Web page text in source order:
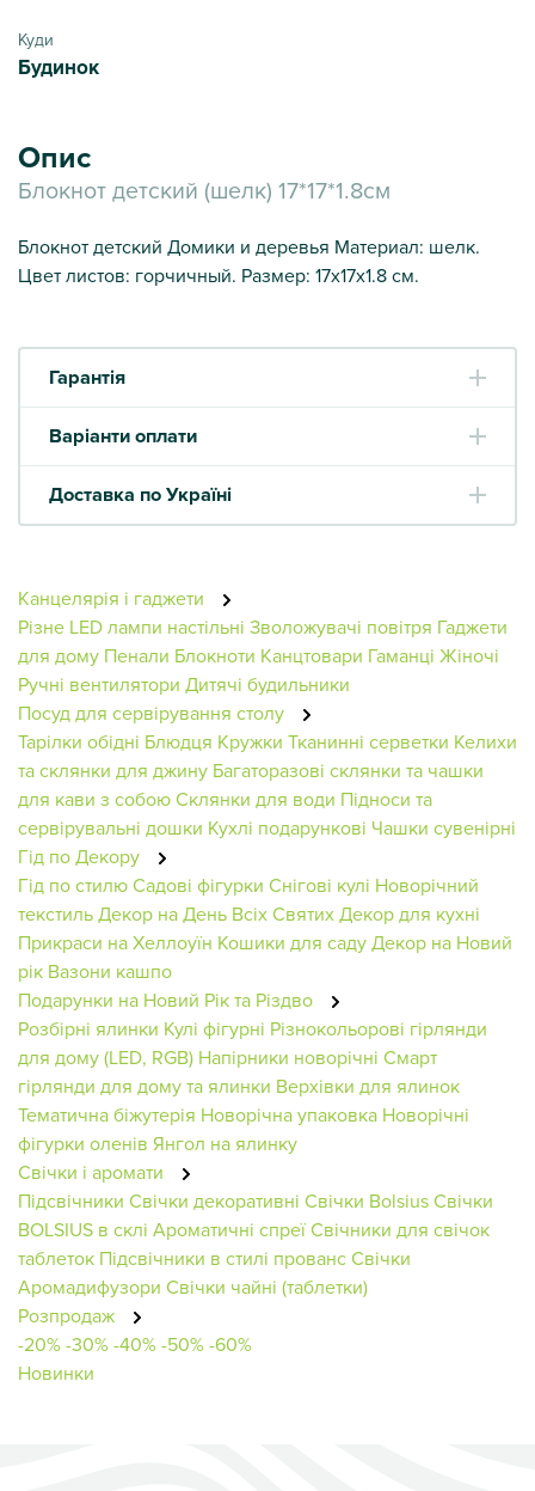
Куди
Будинок
Опис
Блокнот детский (шелк) 17*17*1.8см
Блокнот детский Домики и деревья Материал: шелк.
Цвет листов: горчичный. Размер: 17х17х1.8 см.
Гарантія
Варіанти оплати
Доставка по Україні
Канцелярія і гаджети
Різне LED лампи настільні Зволожувачі повітря Гаджети
для дому Пенали Блокноти Канцтовари Гаманці Жіночі
Ручні вентилятори Дитячі будильники
Посуд для сервірування столу
Тарілки обідні Блюдця Кружки Тканинні серветки Келихи
та склянки для джину Багаторазові склянки та чашки
для кави з собоюСклянки для води Підноси та
сервірувальні дошки Кухлі подарункові Чашки сувенірні
Гід по Декору
Гід по стилюСадові фігурки Снігові кулі Новорічний
текстильДекор на День Всіх СвятихДекор для кухні
Прикраси на Хеллоуїн Кошики для садуДекор на Новий
рік Вазони кашпо
Подарунки на Новий Рік та Різдво
Розбірні ялинки Кулі фігурні Різнокольорові гірлянди
для дому (LED, RGB) Напірники новорічні Смарт
гірлянди для дому та ялинки Верхівки для ялинок
Тематична біжутерія Новорічна упаковка Новорічні
фігурки оленів Янгол на ялинку
Свічки і аромати
Підсвічники Свічки декоративні Свічки BolsiusСвічки
BOLSIUS в склі Ароматичні спреїСвічники для свічок
таблеток Підсвічники в стилі провансСвічки
Аромадифузори Свічки чайні (таблетки)
Розпродаж
-20%-30%-40%-50%-60%
Новинки